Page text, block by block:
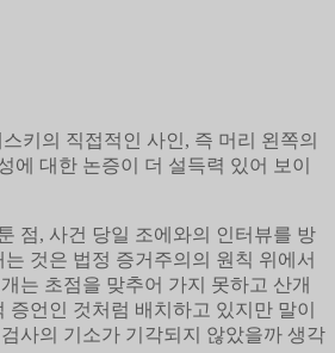
키의 직접적인 사인, 즉 머리 왼쪽의
대한 논증이 더 설득력 있어 보이
점, 사건 당일 조에와의 인터뷰를 방
것은 법정 증거주의의 원칙 위에서
는 초점을 맞추어 가지 못하고 산개
언인 것처럼 배치하고 있지만 말이
사의 기소가 기각되지 않았을까 생각